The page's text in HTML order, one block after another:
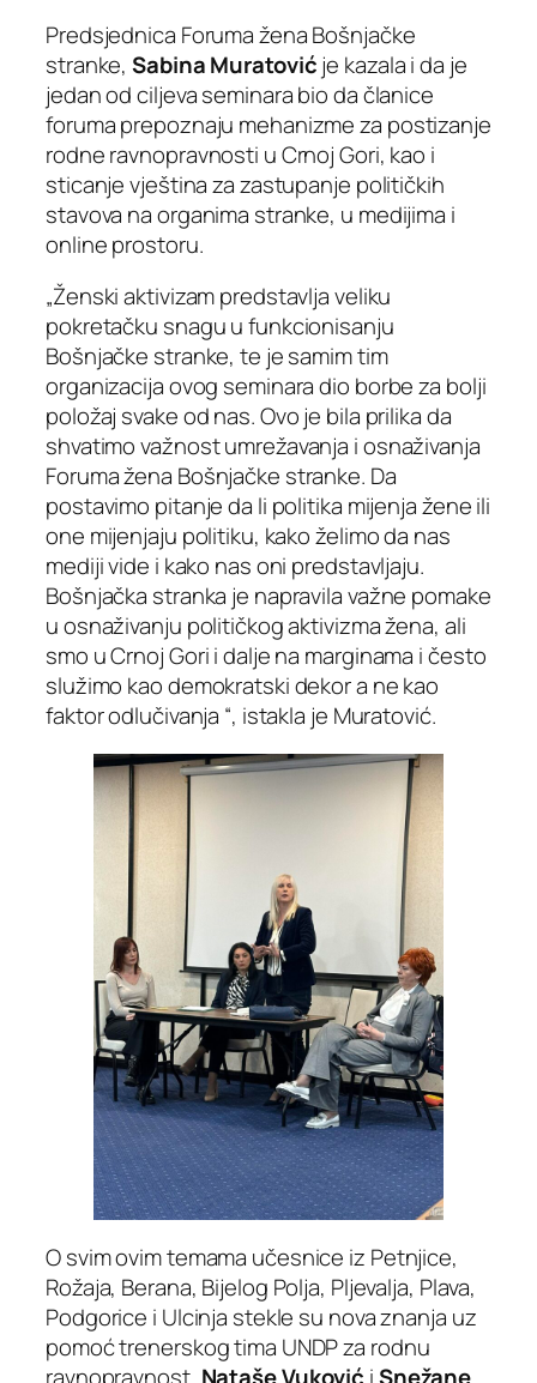
Predsjednica Foruma žena Bošnjačke
stranke,Sabina Muratovićje kazala i da je
jedan od ciljeva seminara bio da članice
foruma prepoznaju mehanizme za postizanje
rodne ravnopravnosti u Crnoj Gori, kao i
sticanje vještina za zastupanje političkih
stavova na organima stranke, u medijima i
online prostoru.
„Ženski aktivizam predstavlja veliku
pokretačku snagu u funkcionisanju
Bošnjačke stranke, te je samim tim
organizacija ovog seminara dio borbe za bolji
položaj svake od nas. Ovo je bila prilika da
shvatimo važnost umrežavanja i osnaživanja
Foruma žena Bošnjačke stranke. Da
postavimo pitanje da li politika mijenja žene ili
one mijenjaju politiku, kako želimo da nas
mediji vide i kako nas oni predstavljaju.
Bošnjačka stranka je napravila važne pomake
u osnaživanju političkog aktivizma žena, ali
smo u Crnoj Gori i dalje na marginama i često
služimo kao demokratski dekor a ne kao
faktor odlučivanja “, istakla je Muratović.
O svim ovim temama učesnice iz Petnjice,
Rožaja, Berana, Bijelog Polja, Pljevalja, Plava,
Podgorice i Ulcinja stekle su nova znanja uz
pomoć trenerskog tima UNDP za rodnu
ravnopravnost, Nataše Vuković iSnežane